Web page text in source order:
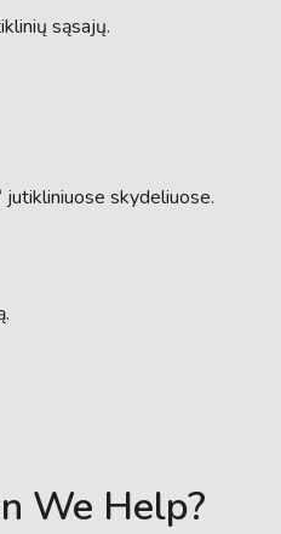
sąsajų.
jutikliniuose skydeliuose.
We Help?